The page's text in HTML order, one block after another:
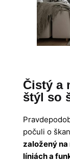
Čistý a
štýl so
počuli o
založený
líniách a